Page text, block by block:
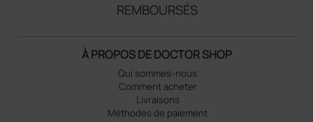
REMBOURSÉS
À PROPOS DE DOCTOR SHOP
Qui sommes-nous
Comment acheter
Livraisons
Méthodes de paiement